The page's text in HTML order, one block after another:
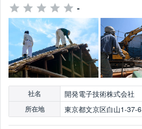
-
社名 開発電子技術株式会社
所在地 東京都文京区白山1-37-6